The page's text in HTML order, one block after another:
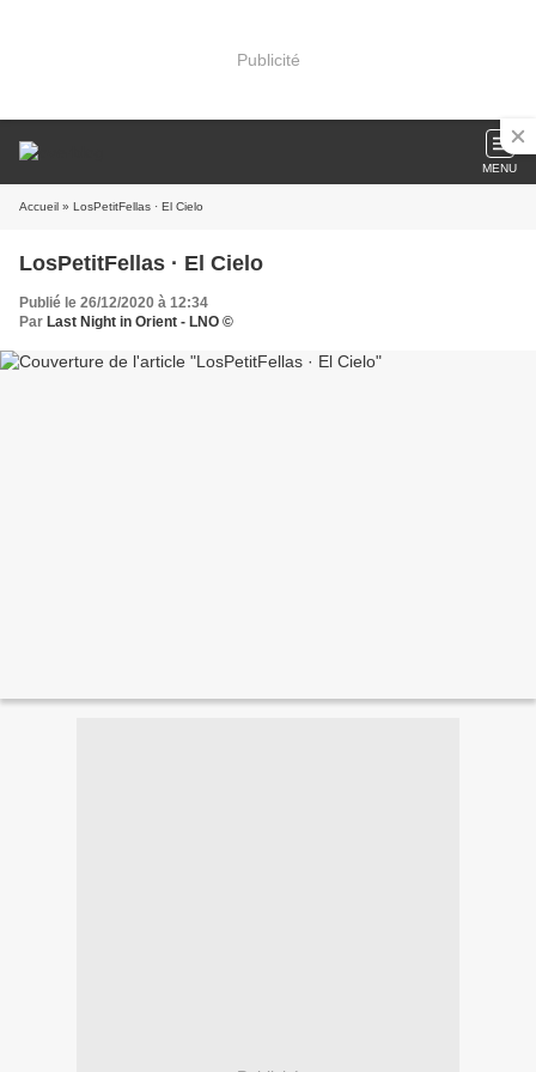
Publicité
MENU
Accueil » LosPetitFellas · El Cielo
LosPetitFellas · El Cielo
Publié le 26/12/2020 à 12:34
Par Last Night in Orient - LNO ©